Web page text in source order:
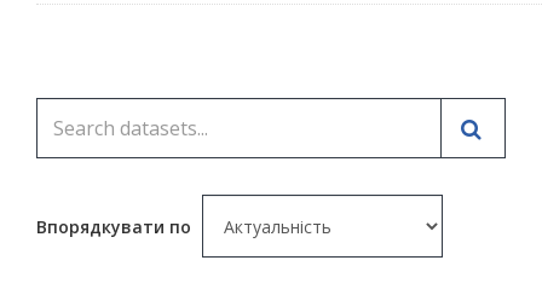
Впорядкувати по